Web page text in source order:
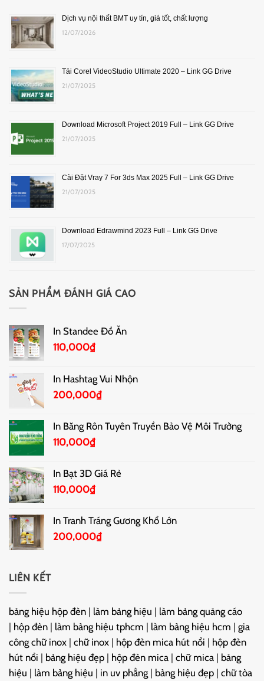
Dịch vụ nội thất BMT uy tín, giá tốt, chất lượng
12/07/2026
Tải Corel VideoStudio Ultimate 2020 – Link GG Drive
21/07/2025
Download Microsoft Project 2019 Full – Link GG Drive
21/07/2025
Cài Đặt Vray 7 For 3ds Max 2025 Full – Link GG Drive
21/07/2025
Download Edrawmind 2023 Full – Link GG Drive
17/07/2025
SẢN PHẨM ĐÁNH GIÁ CAO
In Standee Đồ Ăn
110,000₫
In Hashtag Vui Nhộn
200,000₫
In Băng Rôn Tuyên Truyền Bảo Vệ Môi Trường
110,000₫
In Bạt 3D Giá Rẻ
110,000₫
In Tranh Tráng Gương Khổ Lớn
200,000₫
LIÊN KẾT
bảng hiệu hộp đèn | làm bảng hiệu | làm bảng quảng cáo
| hộp đèn | làm bảng hiệu tphcm | làm bảng hiệu hcm | gia
công chữ inox | chữ inox | hộp đèn mica hút nổi | hộp đèn
hút nổi | bảng hiệu đẹp | hộp đèn mica | chữ mica | bảng
hiệu | làm bảng hiệu | in uv phẳng | bảng hiệu đẹp | chữ tòa